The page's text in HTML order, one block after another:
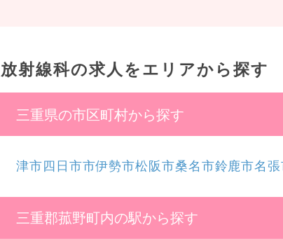
放射線科の求人をエリアから探す
三重県の市区町村から探す
津市 四日市市伊勢市松阪市桑名市鈴鹿市名張
三重郡菰野町内の駅から探す